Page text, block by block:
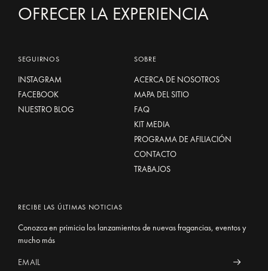
OFRECER LA EXPERIENCIA
SEGUIRNOS
INSTAGRAM
FACEBOOK
NUESTRO BLOG
SOBRE
ACERCA DE NOSOTROS
MAPA DEL SITIO
FAQ
KIT MEDIA
PROGRAMA DE AFILIACIÓN
CONTACTO
TRABAJOS
RECIBE LAS ÚLTIMAS NOTICIAS
Conozca en primicia los lanzamientos de nuevas fragancias, eventos y
mucho más